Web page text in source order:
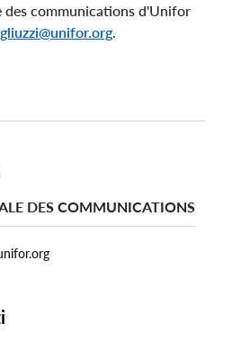
des communications d'Unifor
DES COMMUNICATIONS